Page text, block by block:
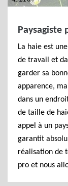
Paysagiste
La haie est
de travail et
garder sa
apparence,
dans un
de taille de
appel à un
garantit
réalisation de
pro et nous